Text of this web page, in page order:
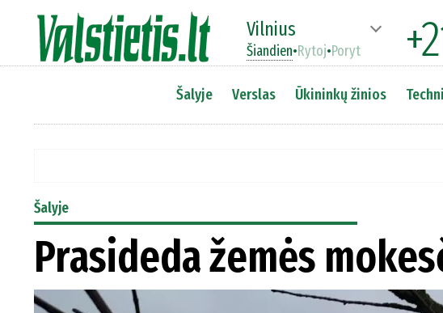
Vilnius
Šiandien•Rytoj•Poryt
Šalyje Verslas Ūkininkų žinios
Šalyje
Prasideda žemės